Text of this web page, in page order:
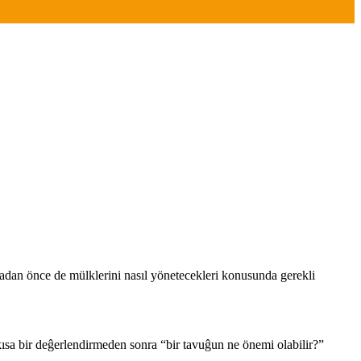
önce de mülklerini nasıl yönetecekleri konusunda gerekli
bir deĝerlendirmeden sonra “bir tavuĝun ne önemi olabilir?”